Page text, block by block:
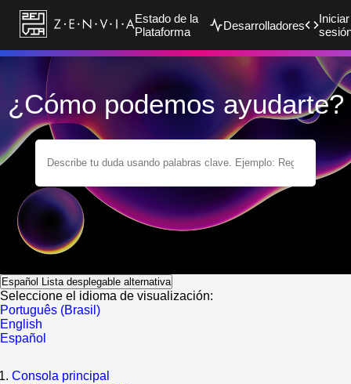
Estado de la
Plataforma
Desarrolladores
Iniciar
¿Cómo podemos ayudarte?
Español Lista desplegable alternativa
Seleccione el idioma de visualización:
Português (Brasil)
English
Español
Consola principal